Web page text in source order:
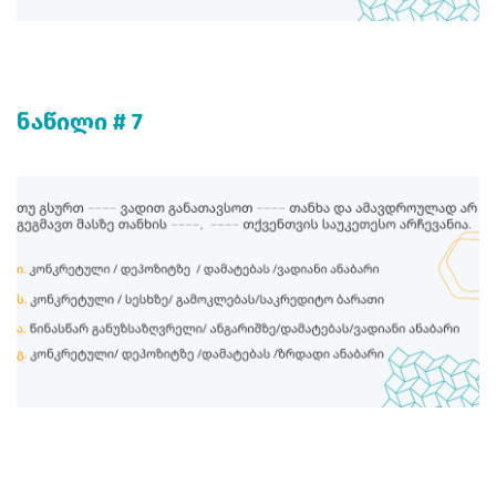
ნაწილი # 7